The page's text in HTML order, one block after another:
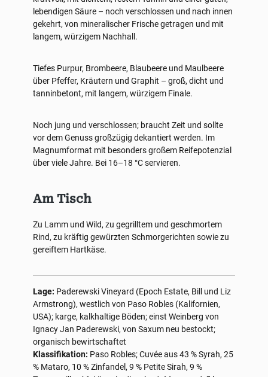
lebendigen Säure – noch verschlossen und nach innen
gekehrt, von mineralischer Frische getragen und mit
langem, würzigem Nachhall.
Tiefes Purpur, Brombeere, Blaubeere und Maulbeere
über Pfeffer, Kräutern und Graphit – groß, dicht und
tanninbetont, mit langem, würzigem Finale.
Noch jung und verschlossen; braucht Zeit und sollte
vor dem Genuss großzügig dekantiert werden. Im
Magnumformat mit besonders großem Reifepotenzial
über viele Jahre. Bei 16–18 °C servieren.
Am Tisch
Zu Lamm und Wild, zu gegrilltem und geschmortem
Rind, zu kräftig gewürzten Schmorgerichten sowie zu
gereiftem Hartkäse.
Lage: Paderewski Vineyard (Epoch Estate, Bill und Liz
Armstrong), westlich von Paso Robles (Kalifornien,
USA); karge, kalkhaltige Böden; einst Weinberg von
Ignacy Jan Paderewski, von Saxum neu bestockt;
organisch bewirtschaftet
Klassifikation: Paso Robles; Cuvée aus 43 % Syrah, 25
% Mataro, 10 % Zinfandel, 9 % Petite Sirah, 9 %